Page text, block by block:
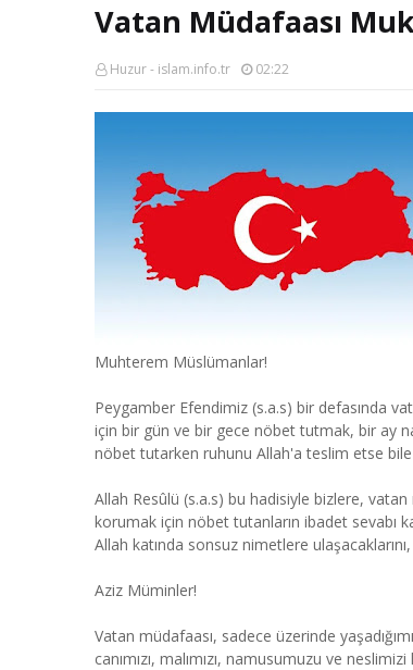
Vatan Müdafaası
Huzur - islam.info.tr 02:22
Muhterem Müslümanlar!
Peygamber Efendimiz (s.a.s) bir defasında
için bir gün ve bir gece nöbet tutmak, bir ay
nöbet tutarken ruhunu Allah'a teslim etse
Allah Resûlü (s.a.s) bu hadisiyle bizlere,
korumak için nöbet tutanların ibadet sevabı
Allah katında sonsuz nimetlere
Aziz Müminler!
Vatan müdafaası, sadece üzerinde
canımızı, malımızı, namusumuzu ve